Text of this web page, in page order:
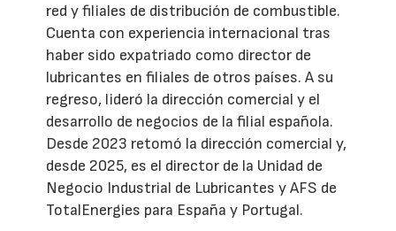
red y filiales de distribución de combustible.
Cuenta con experiencia internacional tras
haber sido expatriado como director de
lubricantes en filiales de otros países. A su
regreso, lideró la dirección comercial y el
desarrollo de negocios de la filial española.
Desde 2023 retomó la dirección comercial y,
desde 2025, es el director de la Unidad de
Negocio Industrial de Lubricantes y AFS de
TotalEnergies para España y Portugal.